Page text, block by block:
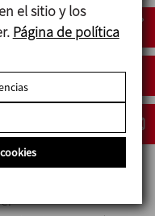
riesgo de fugas.
mediante SIP.
para
el sitio y los
Página de política